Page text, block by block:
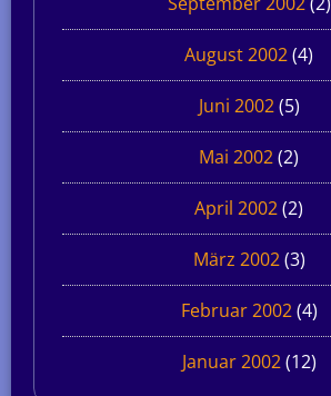
August 2002(4)
Juni 2002(5)
Mai 2002(2)
April 2002(2)
März 2002(3)
Februar 2002(4)
Januar 2002(12)